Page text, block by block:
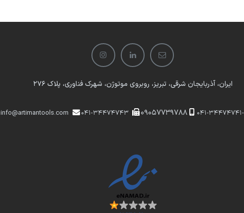
ایران، آذربایجان شرقی، تبریز، روبروی موتوژن، شهرک فناوری، پلاک 276
041-
​​09057739788
041-34474743
info@artimantools.com